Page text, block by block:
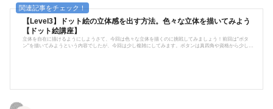
【Level3】ドット絵の立体感を出す方法。色々な立体を描いてみよう
【ドット絵講座】
立体を自在に描けるようにしようさて、今回は色々な立体を描くのに挑戦してみましょう！前回は"ボタ
ン"を描いてみようという内容でしたが、今回は少し複雑にしてみます。ボタンは真四角や資格から少し角